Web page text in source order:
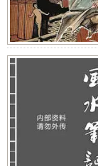
着他人，一般